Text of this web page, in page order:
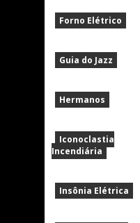
Forno Elétrico
Guia do Jazz
Hermanos
Iconoclastia
Incendiária
Insônia Elétrica